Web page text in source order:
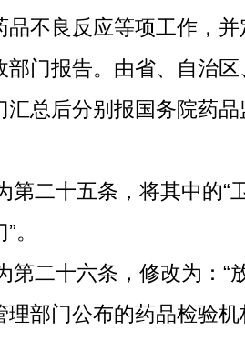
品不良反应等项工作，
部门报告。由省、自治
汇总后分别报国务院药
第二十五条，将其中的“
。
第二十六条，修改为：“
理部门公布的药品检验机